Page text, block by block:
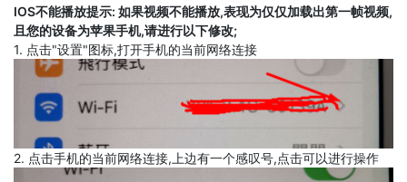
IOS不能播放提示: 如果视频不能播放,表现为仅仅加载出第一帧视频,
且您的设备为苹果手机,请进行以下修改;
1. 点击"设置"图标,打开手机的当前网络连接
2. 点击手机的当前网络连接,上边有一个感叹号,点击可以进行操作